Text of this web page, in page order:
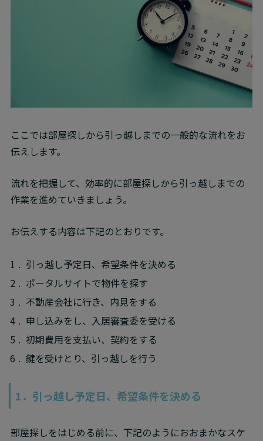
ここでは部屋探しから引っ越しまでの一般的な流れをお
伝えします。
流れを把握して、効率的に部屋探しから引っ越しまでの
作業を進めていきましょう。
お伝えする内容は下記のとおりです。
引っ越し予定日、希望条件を決める
ポータルサイトで物件を探す
不動産会社に行き、内見をする
申し込みをし、入居審査委を受ける
初期費用を支払い、契約をする
鍵を受けとり、引っ越しを行う
1．引っ越し予定日、希望条件を決める
部屋探しをはじめる前に、下記のようにおおまかなスケ